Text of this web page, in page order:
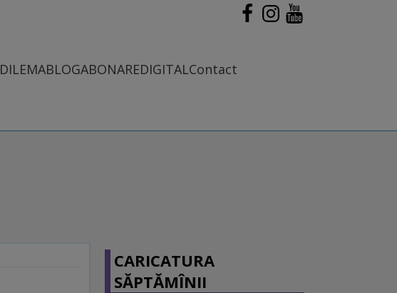
DILEMABLOGABONAREDIGITALContact
CARICATURA
SĂPTĂMÎNII